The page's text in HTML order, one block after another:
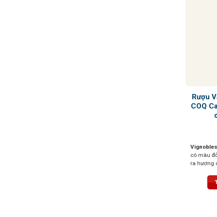
Rượu
COQ
có màu
ra hương
xanh và
thanh